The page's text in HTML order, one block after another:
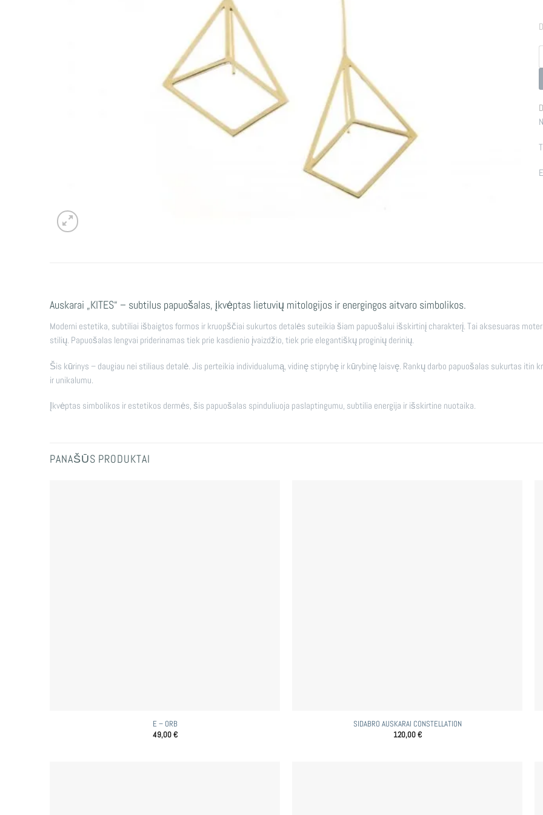
Auskarai „KITES“ – subtilus papuošalas, įkvėptas lietuvių mitologijos ir energingos aitvaro simbolikos.
Moderni estetika, subtiliai išbaigtos formos ir kruopščiai sukurtos detalės suteikia šiam papuošalui išskirtinį charakterį. Tai aksesuaras
stilių. Papuošalas lengvai priderinamas tiek prie kasdienio įvaizdžio, tiek prie elegantiškų proginių derinių.
Šis kūrinys – daugiau nei stiliaus detalė. Jis perteikia individualumą, vidinę stiprybę ir kūrybinę laisvę. Rankų darbo papuošalas sukurtas
ir unikalumu.
Įkvėptas simbolikos ir estetikos dermės, šis papuošalas spinduliuoja paslaptingumu, subtilia energija ir išskirtine nuotaika.
PANAŠŪS PRODUKTAI
E – ORB
49,00€
SIDABRO AUSKARAI CONSTELLATION
120,00€